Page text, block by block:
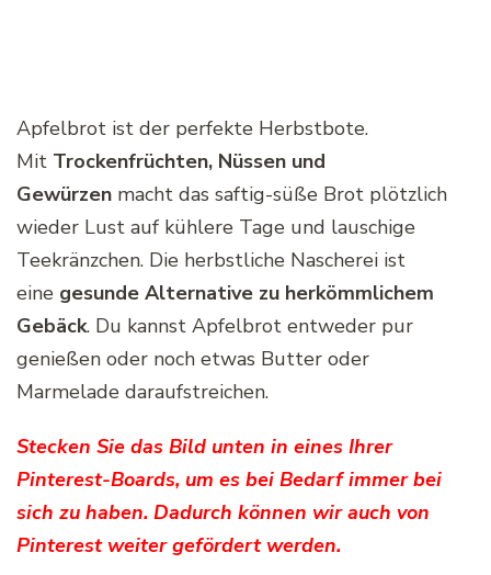
Apfelbrot ist der perfekte Herbstbote.
Mit Trockenfrüchten, Nüssen und
Gewürzen macht das saftig-süße Brot plötzlich
wieder Lust auf kühlere Tage und lauschige
Teekränzchen. Die herbstliche Nascherei ist
eine gesunde Alternative zu herkömmlichem
Gebäck. Du kannst Apfelbrot entweder pur
genießen oder noch etwas Butter oder
Marmelade daraufstreichen.
Stecken Sie das Bild unten in eines Ihrer
Pinterest-Boards, um es bei Bedarf immer bei
sich zu haben. Dadurch können wir auch von
Pinterest weiter gefördert werden.